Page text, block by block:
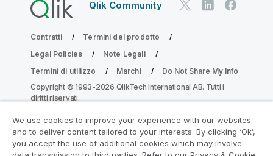
Qlik Community
Contratti
Termini del prodotto
Legal Policies
Note Legali
Termini di utilizzo
Marchi
Do Not Share My Info
Copyright © 1993-2026 QlikTech International AB. Tutti i
diritti riservati.
Partecipa al programma Analytics
We use cookies to improve your experience with our websites
and to deliver content tailored to your interests. By clicking ‘Ok’,
you accept the use of additional cookies which may involve